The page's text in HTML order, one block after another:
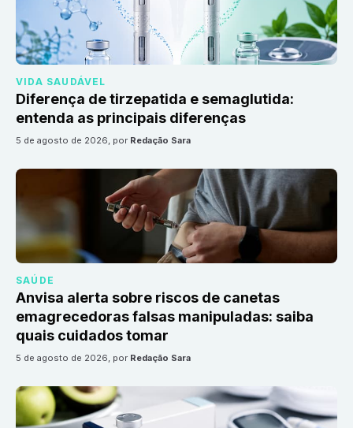
VIDA SAUDÁVEL
Diferença de tirzepatida e semaglutida:
entenda as principais diferenças
5 de agosto de 2026, por Redação Sara
SAÚDE
Anvisa alerta sobre riscos de canetas
emagrecedoras falsas manipuladas: saiba
quais cuidados tomar
5 de agosto de 2026, por Redação Sara